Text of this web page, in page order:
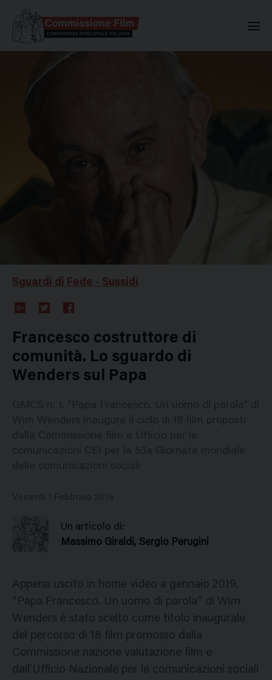
Sguardi di Fede - Sussidi
Plus
Francesco costruttore di
comunità. Lo sguardo di
Wenders sul Papa
Un articolo di:
Massimo Giraldi, Sergio Perugini
Appena uscito in home video a gennaio 2019,
“Papa Francesco. Un uomo di parola” di Wim
Wenders è stato scelto come titolo inaugurale
del percorso di 18 film promosso dalla
Commissione nazione valutazione film e
dall’Ufficio Nazionale per le comunicazioni sociali